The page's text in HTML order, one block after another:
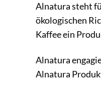
Alnatura steht
ökologischen
Kaffee ein
Alnatura
Alnatura